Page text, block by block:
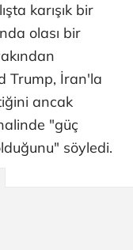
karışık bir
olası bir
Trump, İran'la
ancak
"güç
söyledi.